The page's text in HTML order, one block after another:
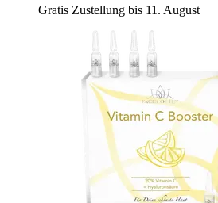
Gratis Zustellung bis 11. August